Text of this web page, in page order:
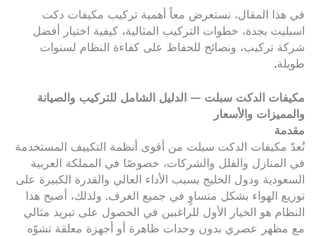
في هذا المقال، نستعرض معاً أهمية تركيب مكيفات دكت
اسبليت بجدة، خطوات التركيب المثالية، كيفية اختيار أفضل
شركة تركيب، ونصائح للحفاظ على كفاءة النظام لسنوات
طويلة.
مكيفات الدكت سبلت — الدليل الشامل للتركيب والصيانة
والمميزات والأسعار
مقدمة
تُعدّ مكيفات الدكت سبلت من أقوى أنظمة التكييف المستخدمة
في المنازل والفلل والشركات، خصوصًا في المملكة العربية
السعودية ودول الخليج بسبب الأداء العالي والقدرة الكبيرة على
توزيع الهواء بشكل متساوٍ في جميع الغرف. ولذلك، أصبح هذا
النظام هو الخيار الأول للراغبين في الحصول على تبريد مثالي
مع مظهر عصري بدون وحدات ظاهرة أو أجهزة معلقة تشوّه